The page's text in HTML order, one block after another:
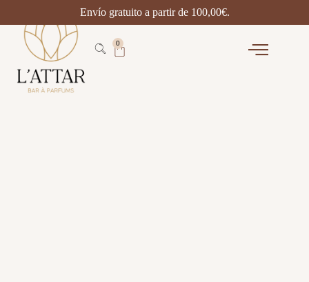
0
Envío gratuito a partir de 100,00€.